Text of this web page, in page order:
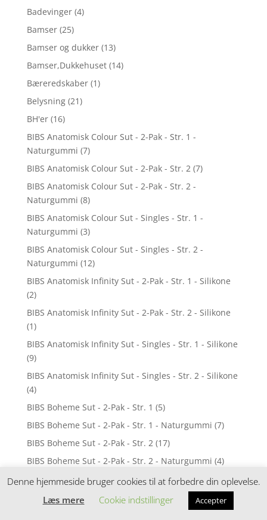
Badevinger (4)
Bamser (25)
Bamser og dukker (13)
Bamser,Dukkehuset (14)
Bæreredskaber (1)
Belysning (21)
BH'er (16)
BIBS Anatomisk Colour Sut - 2-Pak - Str. 1 -
Naturgummi (7)
BIBS Anatomisk Colour Sut - 2-Pak - Str. 2 (7)
BIBS Anatomisk Colour Sut - 2-Pak - Str. 2 -
Naturgummi (8)
BIBS Anatomisk Colour Sut - Singles - Str. 1 -
Naturgummi (3)
BIBS Anatomisk Colour Sut - Singles - Str. 2 -
Naturgummi (12)
BIBS Anatomisk Infinity Sut - 2-Pak - Str. 1 - Silikone
(2)
BIBS Anatomisk Infinity Sut - 2-Pak - Str. 2 - Silikone
(1)
BIBS Anatomisk Infinity Sut - Singles - Str. 1 - Silikone
(9)
BIBS Anatomisk Infinity Sut - Singles - Str. 2 - Silikone
(4)
BIBS Boheme Sut - 2-Pak - Str. 1 (5)
BIBS Boheme Sut - 2-Pak - Str. 1 - Naturgummi (7)
BIBS Boheme Sut - 2-Pak - Str. 2 (17)
BIBS Boheme Sut - 2-Pak - Str. 2 - Naturgummi (4)
BIBS Boheme Sut - Sampak (26)
BIBS Boheme Sut - Singles - Str. 1 (31)
Denne hjemmeside bruger cookies til at forbedre din oplevelse.
Læs mere
Cookie indstillinger Accepter